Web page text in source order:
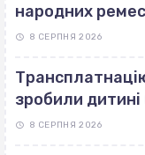
народних
8 СЕРПНЯ 2026
зробили
8 СЕРПНЯ 2026